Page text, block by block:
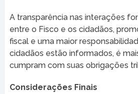
A transparência nas interações
entre o Fisco e os cidadãos,
fiscal e uma maior
cidadãos estão informados, é
cumpram com suas obrigações
Considerações Finais